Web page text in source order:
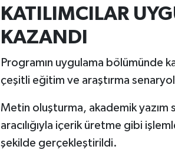
KATILIMCILAR
KAZANDI
Programın uygulama bölümünde
çeşitli eğitim ve araştırma
Metin oluşturma, akademik
aracılığıyla içerik üretme gibi
şekilde gerçekleştirildi.